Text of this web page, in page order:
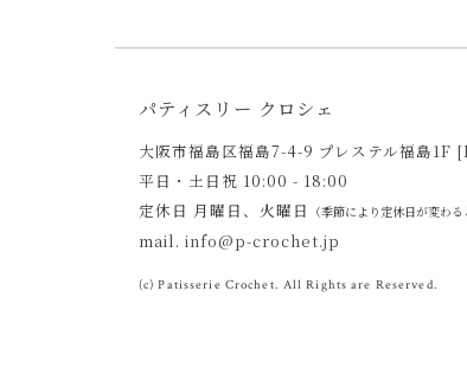
パティスリー クロシェ
大阪市福島区福島7-4-9 プレステル福島1F
平日・土日祝 10:00 - 18:00
定休日 月曜日、火曜日 （季節により定休日が変わる
mail.info@p-crochet.jp
(c) Patisserie Crochet. All Rights are Reserved.